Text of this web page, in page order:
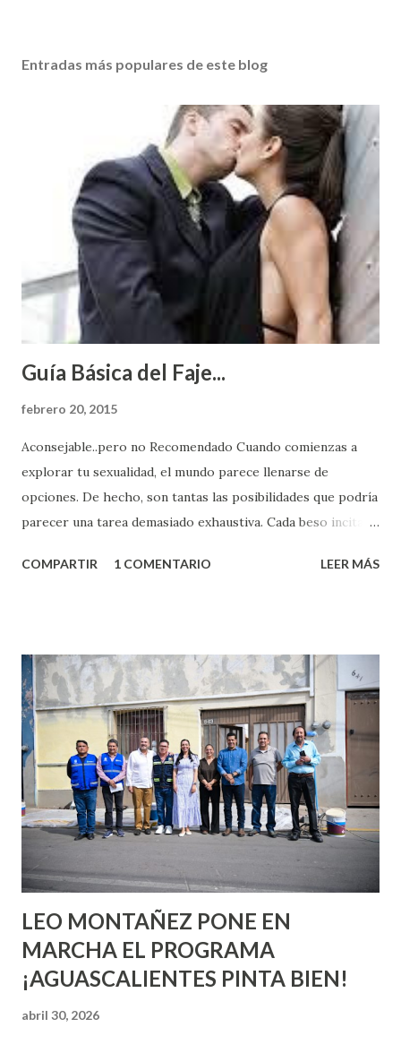
Entradas más populares de este blog
Guía Básica del Faje...
febrero 20, 2015
Aconsejable..pero no Recomendado Cuando comienzas a
explorar tu sexualidad, el mundo parece llenarse de
opciones. De hecho, son tantas las posibilidades que podría
parecer una tarea demasiado exhaustiva. Cada beso incita
partes de ti que jamás hubieras imaginado. El problema es
conoces ni la mitad de lo que deberías saber. Pero incluso
quienes ya han tenido relaciones sexuales no son expertos
o expertas en el tema. Siempre hay algo nuevo que
aprender y nuevas experiencias que conocer. Si eres una
chica y aún no has tenido relaciones sexuales, tal vez
pienses que el sexo será increíble y no puedas esperar para
experimentarlo, pero como cualquier persona con
experiencia te dirá, siempre es mejor cuando ambas partes
son suficientemen...
COMPARTIR 1 COMENTARIO LEER MÁS
LEO MONTAÑEZ PONE EN
MARCHA EL PROGRAMA
¡AGUASCALIENTES PINTA BIEN!
abril 30, 2026